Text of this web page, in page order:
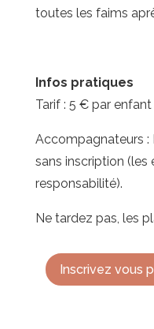
toutes les faims
Infos pratiques
Tarif : 5 € par enfant
Accompagnateurs :
sans inscription
responsabilité).
Ne tardez pas, les
Inscrivez vous